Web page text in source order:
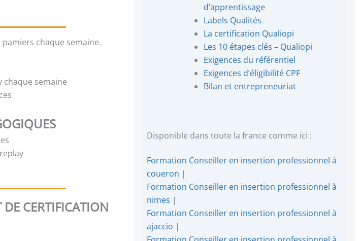
pamiers chaque semaine.
chaque semaine
CERTIFICATION
d’apprentissage
Labels Qualités
La certification Qualiopi
Les 10 étapes clés – Qualiopi
Exigences du référentiel
Exigences d’éligibilité CPF
Bilan et entrepreneuriat
Disponible dans toute la france comme ici :
Formation Conseiller en insertion professionnel à
coueron |
Formation Conseiller en insertion professionnel à
nimes |
Formation Conseiller en insertion professionnel à
ajaccio |